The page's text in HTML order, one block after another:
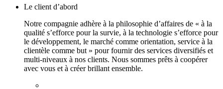
Le client d’abord
Notre compagnie adhère à la philosophie d’affaires de « à la
qualité s’efforce pour la survie, à la technologie s’efforce pour
le développement, le marché comme orientation, service à la
clientèle comme but » pour fournir des services diversifiés et
multi-niveaux à nos clients. Nous sommes prêts à coopérer
avec vous et à créer brillant ensemble.